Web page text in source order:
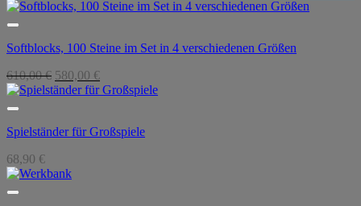
Softblocks, 100 Steine im Set in 4 verschiedenen Größen
610,00€ Ursprünglicher
Preis
580,00 €Aktueller
Preis
Spielständer für Großspiele
68,90 €